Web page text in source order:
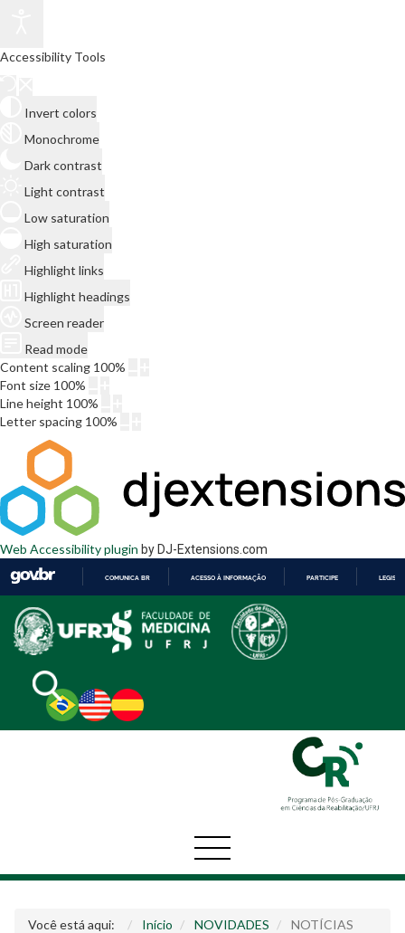
Accessibility Tools
Invert colors
Monochrome
Dark contrast
Light contrast
Low saturation
High saturation
Highlight links
Highlight headings
Screen reader
Read mode
Content scaling 100%
Font size 100%
Line height 100%
Letter spacing 100%
Web Accessibility plugin by DJ-Extensions.com
PARA
O
CONTEÚDO
COMUNICA BR ACESSO À INFORMAÇÃO PARTICIPE
Você está aqui: Início NOVIDADES NOTÍCIAS